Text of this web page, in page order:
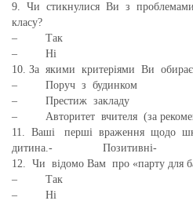
9. Чи стикнулися Ви з
класу?
– Так
– Ні
10. За якими критеріями Ви
– Поруч з будинком
– Престиж закладу
– Авторитет вчителя (за
11. Ваші перші враження щодо
дитина.- Позитивні-
12. Чи відомо Вам про «парту для
– Так
– Ні